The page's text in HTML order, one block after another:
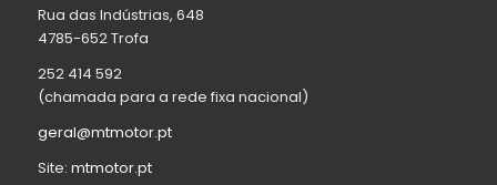
Rua das Indústrias, 648
4785-652 Trofa
252 414 592
(chamada para a rede fixa nacional)
geral@mtmotor.pt
Site: mtmotor.pt